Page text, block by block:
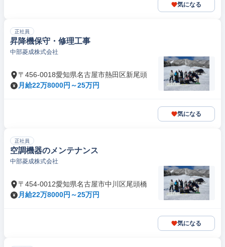
気になる
正社員
昇降機保守・修理工事
中部菱成株式会社
〒456-0018愛知県名古屋市熱田区新尾頭
月給22万8000円～25万円
気になる
正社員
空調機器のメンテナンス
中部菱成株式会社
〒454-0012愛知県名古屋市中川区尾頭橋
月給22万8000円～25万円
気になる